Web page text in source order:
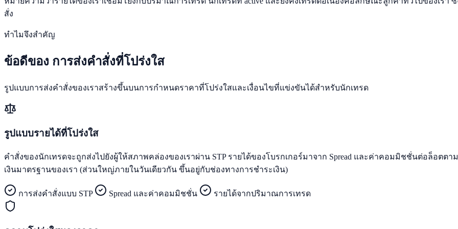
สั่ง
ทำไมจึงสำคัญ
ข้อดีของ การส่งคำสั่งที่โปร่งใส
รูปแบบการส่งคำสั่งของเราสร้างขึ้นบนการกำหนดราคาที่โปร่งใสและเงื่อนไขที่แข่งขันได้สำหรับนักเทรด
รูปแบบรายได้ที่โปร่งใส
คำสั่งของนักเทรดจะถูกส่งไปยังผู้ให้สภาพคล่องของเราผ่าน STP รายได้ของโบรกเกอร์มาจาก Spread และค่าคอมมิชชั่นต่อล็อตต
เงินมาตรฐานของเรา (ส่วนใหญ่ภายในวันเดียวกัน ขึ้นอยู่กับช่องทางการชำระเงิน)
การส่งคำสั่งแบบ STP Spread และค่าคอมมิชชั่น รายได้จากปริมาณการเทรด